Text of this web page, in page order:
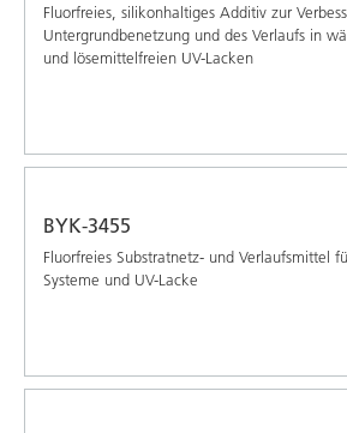
Fluorfreies, silikonhaltiges Additiv zur
Untergrundbenetzung und des Verlaufs in
und lösemittelfreien UV-Lacken
BYK-3455
Fluorfreies Substratnetz- und Verlaufsmittel
Systeme und UV-Lacke